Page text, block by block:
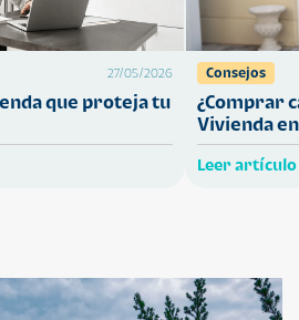
27/05/2026
que proteja tu
Consejos
¿Comprar
Vivienda
Leer